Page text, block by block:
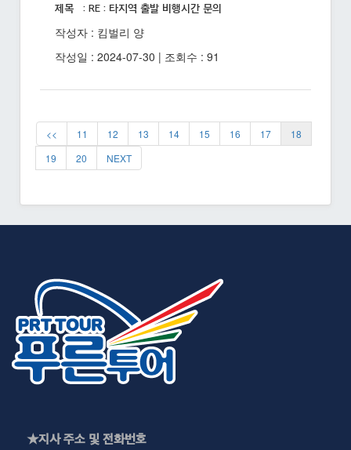
제목 : RE : 타지역 출발 비행시간 문의
작성자 : 킴벌리 양
작성일 : 2024-07-30 | 조회수 : 91
<< 11 12 13 14 15 16 17
18
19
20 NEXT
★지사 주소 및 전화번호